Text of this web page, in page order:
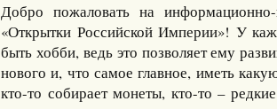
Добро пожаловать на информационно-
«Открытки Российской Империи»! У
быть хобби, ведь это позволяет ему
нового и, что самое главное, иметь
кто-то собирает монеты, кто-то –